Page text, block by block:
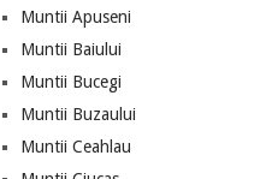
Muntii Apuseni
Muntii Baiului
Muntii Bucegi
Muntii Buzaului
Muntii Ceahlau